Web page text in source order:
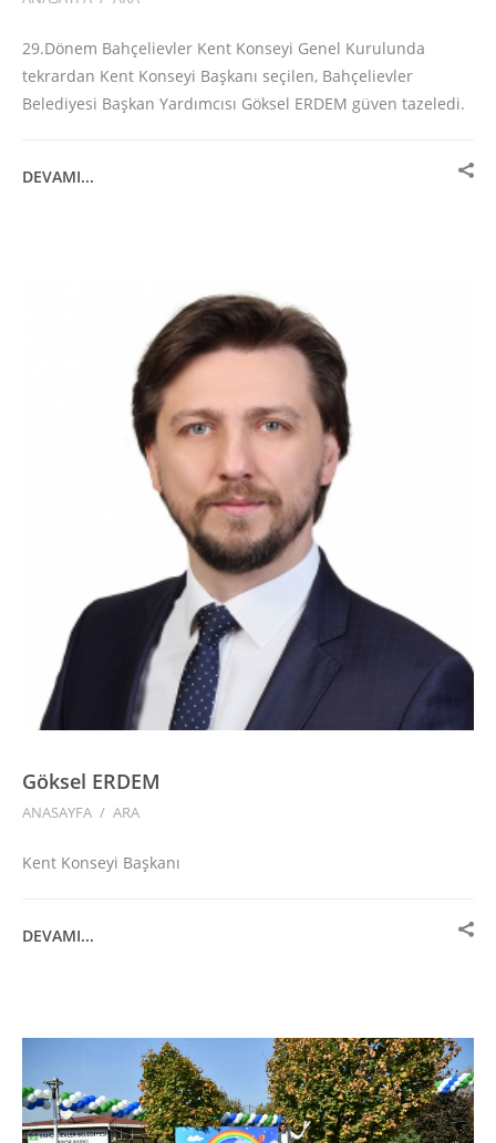
29.Dönem Bahçelievler Kent Konseyi Genel Kurulunda
tekrardan Kent Konseyi Başkanı seçilen, Bahçelievler
Belediyesi Başkan Yardımcısı Göksel ERDEM güven tazeledi.
DEVAMI...
Göksel ERDEM
ANASAYFA / ARA
Kent Konseyi Başkanı
DEVAMI...